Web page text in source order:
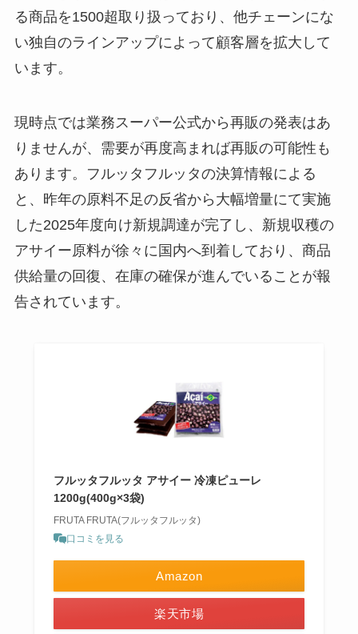
る商品を1500超取り扱っており、他チェーンにな
い独自のラインアップによって顧客層を拡大して
います。
現時点では業務スーパー公式から再販の発表はあ
りませんが、需要が再度高まれば再販の可能性も
あります。フルッタフルッタの決算情報による
と、昨年の原料不足の反省から大幅増量にて実施
した2025年度向け新規調達が完了し、新規収穫の
アサイー原料が徐々に国内へ到着しており、商品
供給量の回復、在庫の確保が進んでいることが報
告されています。
フルッタフルッタ アサイー 冷凍ピューレ
1200g(400g×3袋)
FRUTA FRUTA(フルッタフルッタ)
口コミを見る
Amazon
楽天市場